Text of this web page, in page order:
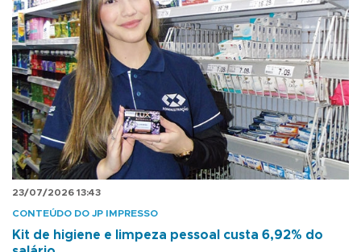
23/07/2026 13:43
CONTEÚDO DO JP IMPRESSO
Kit de higiene e limpeza pessoal custa 6,92% do